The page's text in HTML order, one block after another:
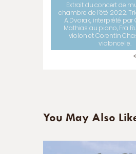
Extrait du concert de
chambre de l’été 2022,
A.Dvorak, interprété par
Mathias au piano, Fra
violon et Corentin
violoncelle.
You May Also